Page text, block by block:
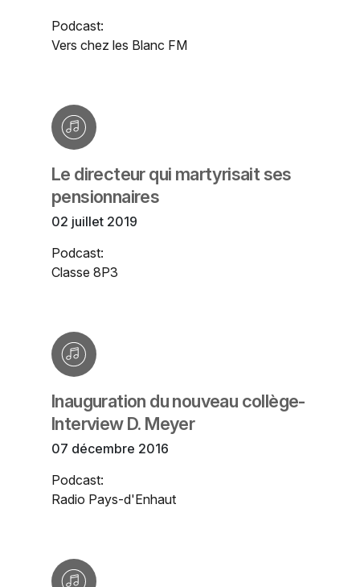
Podcast:
Vers chez les Blanc FM
Le directeur qui martyrisait ses
pensionnaires
02 juillet 2019
Podcast:
Classe 8P3
Inauguration du nouveau collège-
Interview D. Meyer
07 décembre 2016
Podcast:
Radio Pays-d'Enhaut